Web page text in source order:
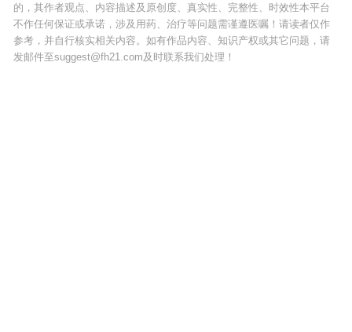
的，其作者观点、内容描述及原创度、真实性、完整性、时效性本平台
不作任何保证或承诺，涉及用药、治疗等问题需谨遵医嘱！请读者仅作
参考，并自行核实相关内容。如有作品内容、知识产权或其它问题，请
发邮件至suggest@fh21.com及时联系我们处理！